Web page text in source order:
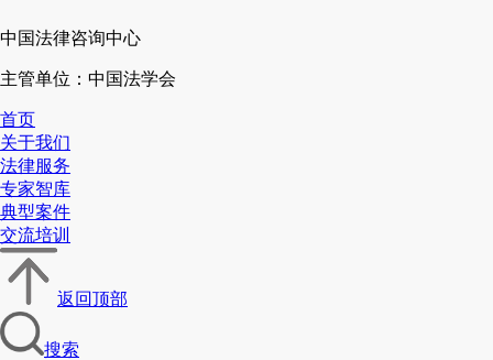
中国法律咨询中心
主管单位：中国法学会
首页
关于我们
法律服务
专家智库
典型案件
交流培训
返回顶部
搜索